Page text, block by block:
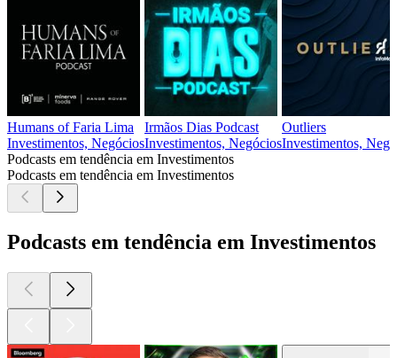
Humans of Faria Lima
Investimentos, Negócios
Irmãos Dias Podcast
Investimentos, Negócios
Outliers
Investimentos,
Podcasts em tendência em Investimentos
Podcasts em tendência em Investimentos
Podcasts em tendência em Investimentos